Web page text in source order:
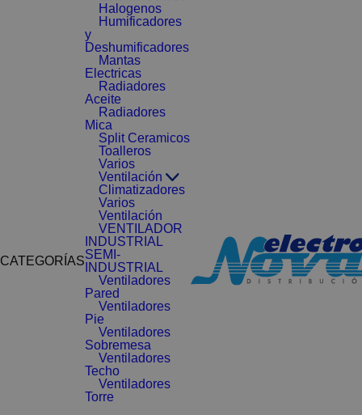
CATEGORÍAS
Halogenos
Humificadores
y
Deshumificadores
Mantas
Electricas
Radiadores
Aceite
Radiadores
Mica
Split Ceramicos
Toalleros
Varios
Ventilación
Climatizadores
Varios
Ventilación
VENTILADOR
INDUSTRIAL
SEMI-
INDUSTRIAL
Ventiladores
Pared
Ventiladores
Pie
Ventiladores
Sobremesa
Ventiladores
Techo
Ventiladores
Torre